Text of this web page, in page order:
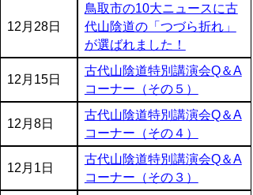
12月28日
鳥取市の10大ニュースに古
代山陰道の「つづら折れ」
が選ばれました！
12月15日
古代山陰道特別講演会Q＆A
コーナー（その５）
12月8日
古代山陰道特別講演会Q＆A
コーナー（その４）
12月1日
古代山陰道特別講演会Q＆A
コーナー（その３）